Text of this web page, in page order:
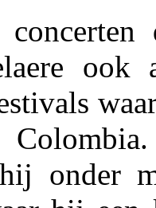
ook
onder